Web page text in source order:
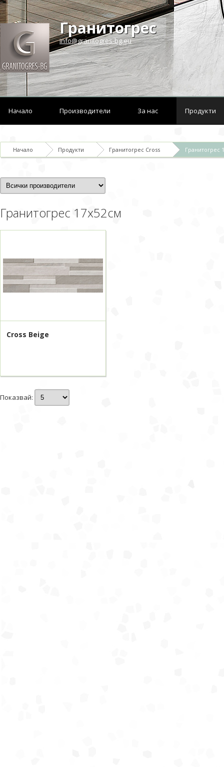
Гранитогрес
info@granitogres-bg.eu
Начало Производители За нас Продукти
Начало Продукти Гранитогрес Cross Гранитогрес
Гранитогрес 17x52см
Cross Beige
Показвай: